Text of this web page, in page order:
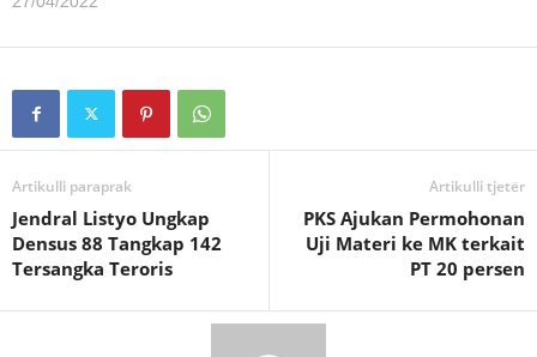
Artikulli paraprak
Jendral Listyo Ungkap
Densus 88 Tangkap 142
Tersangka Teroris
Artikulli tjetër
PKS Ajukan Permohonan
Uji Materi ke MK terkait
PT 20 persen